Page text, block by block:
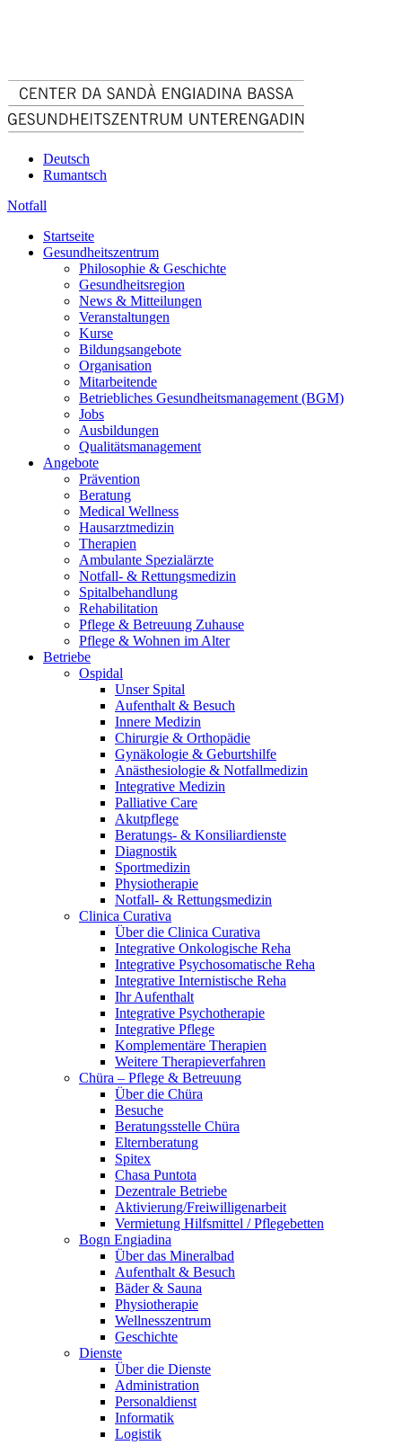
Deutsch
Rumantsch
Notfall
Startseite
Gesundheitszentrum
Philosophie & Geschichte
Gesundheitsregion
News & Mitteilungen
Veranstaltungen
Kurse
Bildungsangebote
Organisation
Mitarbeitende
Betriebliches Gesundheitsmanagement (BGM)
Jobs
Ausbildungen
Qualitätsmanagement
Angebote
Prävention
Beratung
Medical Wellness
Hausarztmedizin
Therapien
Ambulante Spezialärzte
Notfall- & Rettungsmedizin
Spitalbehandlung
Rehabilitation
Pflege & Betreuung Zuhause
Pflege & Wohnen im Alter
Betriebe
Ospidal
Unser Spital
Aufenthalt & Besuch
Innere Medizin
Chirurgie & Orthopädie
Gynäkologie & Geburtshilfe
Anästhesiologie & Notfallmedizin
Integrative Medizin
Palliative Care
Akutpflege
Beratungs- & Konsiliardienste
Diagnostik
Sportmedizin
Physiotherapie
Notfall- & Rettungsmedizin
Clinica Curativa
Über die Clinica Curativa
Integrative Onkologische Reha
Integrative Psychosomatische Reha
Integrative Internistische Reha
Ihr Aufenthalt
Integrative Psychotherapie
Integrative Pflege
Komplementäre Therapien
Weitere Therapieverfahren
Chüra – Pflege & Betreuung
Über die Chüra
Besuche
Beratungsstelle Chüra
Elternberatung
Spitex
Chasa Puntota
Dezentrale Betriebe
Aktivierung/Freiwilligenarbeit
Vermietung Hilfsmittel / Pflegebetten
Bogn Engiadina
Über das Mineralbad
Aufenthalt & Besuch
Bäder & Sauna
Physiotherapie
Wellnesszentrum
Geschichte
Dienste
Über die Dienste
Administration
Personaldienst
Informatik
Logistik